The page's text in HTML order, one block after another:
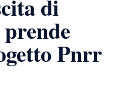
di
Pnrr